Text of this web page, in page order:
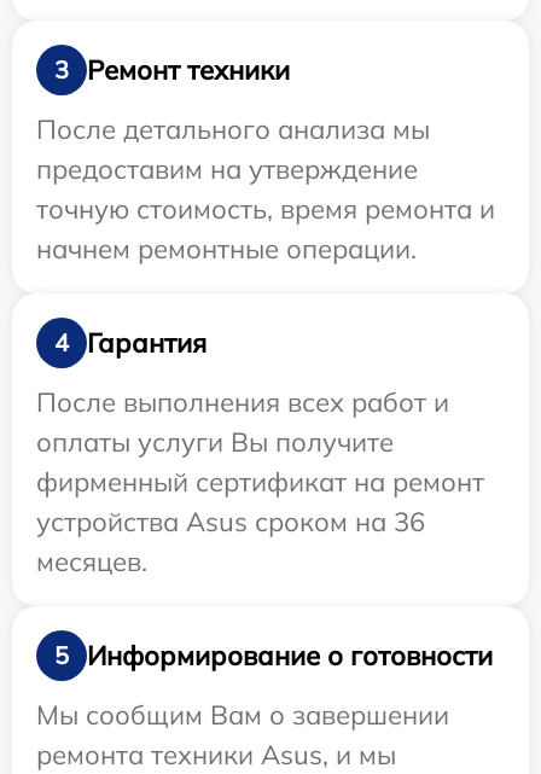
3
Ремонт техники
После детального анализа мы
предоставим на утверждение
точную стоимость, время ремонта и
начнем ремонтные операции.
4
Гарантия
После выполнения всех работ и
оплаты услуги Вы получите
фирменный сертификат на ремонт
устройства Asus сроком на 36
месяцев.
5
Информирование о готовности
Мы сообщим Вам о завершении
ремонта техники Asus, и мы